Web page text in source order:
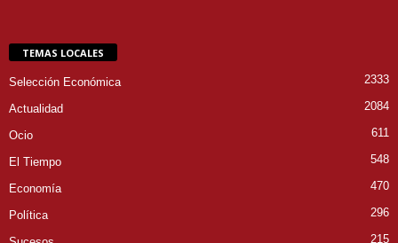
TEMAS LOCALES
Selección Económica 2333
Actualidad 2084
Ocio 611
El Tiempo 548
Economía 470
Política 296
215